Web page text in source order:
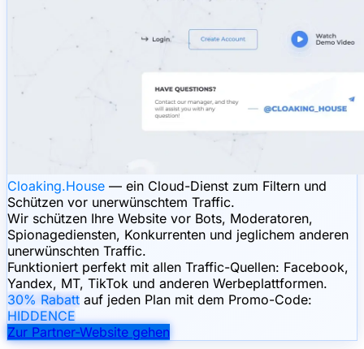
Cloaking.House — ein Cloud-Dienst zum Filtern und
Schützen vor unerwünschtem Traffic.
Wir schützen Ihre Website vor Bots, Moderatoren,
Spionagediensten, Konkurrenten und jeglichem anderen
unerwünschten Traffic.
Funktioniert perfekt mit allen Traffic-Quellen: Facebook,
Yandex, MT, TikTok und anderen Werbeplattformen.
30% Rabatt auf jeden Plan mit dem Promo-Code:
HIDDENCE
Zur Partner-Website gehen